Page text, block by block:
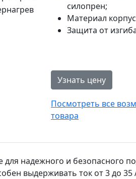
силопрен;
Материал
Защита от
Узнать цену
Посмотреть все
товара
надежного и безопасного
выдерживать ток от 3 до